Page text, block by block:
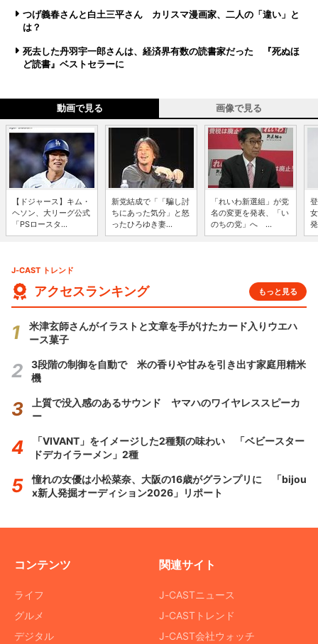
つげ義春さんと白土三平さん カリスマ漫画家、二人の「違い」と
は？
死去した丹羽宇一郎さんは、経済界有数の読書家だった 『死ぬほ
ど読書』ベストセラーに
動画で見る 画像で見る
【ドジャース】キム・
ヘソン、大リーグ公式
「PSロースタ...
新党結成で「「騙し討
ちにあった気分」と怒
ったひろゆき妻...
「れいわ新選組」が党
名の変更を発表、「い
のちの党」へ ...
J-CAST トレンド
アクセスランキング もっと見る
米津玄師さんがイラストと文章を手がけたカード入りウエハ
ース菓子
3段階の制御を自動で 米の香りや甘みを引き出す家庭用精米
機
上質で没入感のあるサウンド ヤマハのワイヤレススピーカ
ー
「VIVANT」をイメージした2種類の味わい 「ベビースター
ドデカイラーメン」2種
憧れの女優は小松菜奈、大阪の16歳がグランプリに 「bijou
x新人発掘オーディション2026」リポート
コンテンツ
ライフ
グルメ
デジタル
関連サイト
J-CASTニュース
J-CASTトレンド
J-CAST会社ウォッチ